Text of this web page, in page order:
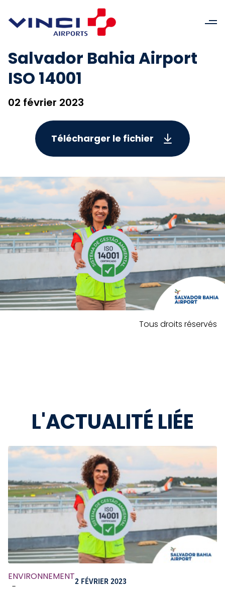
Salvador Bahia Airport
ISO 14001
02 février 2023
Télécharger le fichier
Tous droits réservés
L'ACTUALITÉ LIÉE
ENVIRONNEMENT
-
2 FÉVRIER 2023